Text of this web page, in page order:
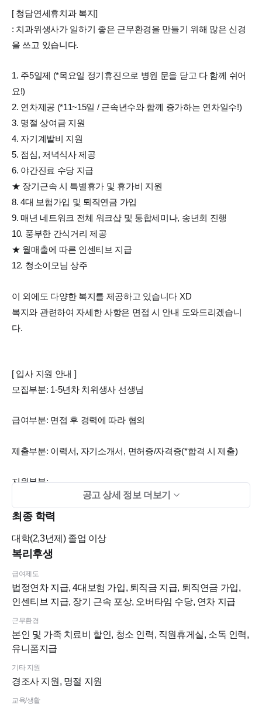
[ 청담연세휴치과 복지]
: 치과위생사가 일하기 좋은 근무환경을 만들기 위해 많은 신경
을 쓰고 있습니다.
1. 주5일제 (*목요일 정기휴진으로 병원 문을 닫고 다 함께 쉬어
요!)
2. 연차제공 (*11~15일 / 근속년수와 함께 증가하는 연차일수!)
3. 명절 상여금 지원
4. 자기계발비 지원
5. 점심, 저녁식사 제공
6. 야간진료 수당 지급
★ 장기근속 시 특별휴가 및 휴가비 지원
8. 4대 보험가입 및 퇴직연금 가입
9. 매년 네트워크 전체 워크샵 및 통합세미나, 송년회 진행
10. 풍부한 간식거리 제공
★ 월매출에 따른 인센티브 지급
12. 청소이모님 상주
이 외에도 다양한 복지를 제공하고 있습니다 XD
복지와 관련하여 자세한 사항은 면접 시 안내 도와드리겠습니
다.
[ 입사 지원 안내 ]
모집부분: 1-5년차 치위생사 선생님
급여부분: 면접 후 경력에 따라 협의
제출부분: 이력서, 자기소개서, 면허증/자격증(*합격 시 제출)
지원부분:
1. 응시자격: 치과위생사 면허증 취득자
2. 제출서류: 이력서(*사진필수), 자기소개서
※서류전형 합격 시 면접 개별 연락드리오니 모르는 번호로 전
화가 오면 받아주세요 :D
공고 상세 정보 더보기
최종 학력
대학(2,3년제)졸업 이상
복리후생
급여제도
법정연차 지급, 4대보험 가입, 퇴직금 지급, 퇴직연금 가입,
인센티브 지급, 장기 근속 포상, 오버타임 수당, 연차 지급
근무환경
본인 및 가족 치료비 할인, 청소 인력, 직원휴게실, 소독 인력,
유니폼지급
기타 지원
경조사 지원, 명절 지원
교육/생활